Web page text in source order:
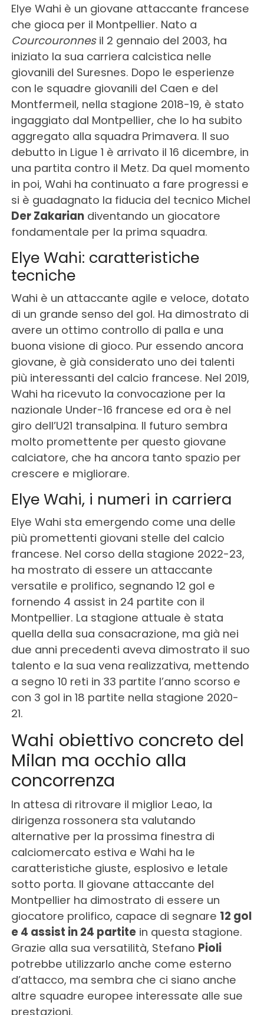
Elye Wahi è un giovane attaccante francese
che gioca per il Montpellier. Nato a
Courcouronnesil 2 gennaio del 2003, ha
iniziato la sua carriera calcistica nelle
giovanili del Suresnes. Dopo le esperienze
con le squadre giovanili del Caen e del
Montfermeil, nella stagione 2018-19, è stato
ingaggiato dal Montpellier, che lo ha subito
aggregato alla squadra Primavera. Il suo
debutto in Ligue 1 è arrivato il 16 dicembre, in
una partita contro il Metz. Da quel momento
in poi, Wahi ha continuato a fare progressi e
si è guadagnato la fiducia del tecnico Michel
Der Zakariandiventando un giocatore
fondamentale per la prima squadra.
Elye Wahi: caratteristiche
tecniche
Wahi è un attaccante agile e veloce, dotato
di un grande senso del gol. Ha dimostrato di
avere un ottimo controllo di palla e una
buona visione di gioco. Pur essendo ancora
giovane, è già considerato uno dei talenti
più interessanti del calcio francese. Nel 2019,
Wahi ha ricevuto la convocazione per la
nazionale Under-16 francese ed ora è nel
giro dell’U21 transalpina. Il futuro sembra
molto promettente per questo giovane
calciatore, che ha ancora tanto spazio per
crescere e migliorare.
Elye Wahi, i numeri in carriera
Elye Wahi sta emergendo come una delle
più promettenti giovani stelle del calcio
francese. Nel corso della stagione 2022-23,
ha mostrato di essere un attaccante
versatile e prolifico, segnando 12 gol e
fornendo 4 assist in 24 partite con il
Montpellier. La stagione attuale è stata
quella della sua consacrazione, ma già nei
due anni precedenti aveva dimostrato il suo
talento e la sua vena realizzativa, mettendo
a segno 10 reti in 33 partite l’anno scorso e
con 3 gol in 18 partite nella stagione 2020-
21.
Wahi obiettivo concreto del
Milan ma occhio alla
concorrenza
In attesa di ritrovare il miglior Leao, la
dirigenza rossonera sta valutando
alternative per la prossima finestra di
calciomercato estiva e Wahi ha le
caratteristiche giuste, esplosivo e letale
sotto porta. Il giovane attaccante del
Montpellier ha dimostrato di essere un
giocatore prolifico, capace di segnare 12 gol
e 4 assist in 24 partitein questa stagione.
Grazie alla sua versatilità, Stefano Pioli
potrebbe utilizzarlo anche come esterno
d’attacco, ma sembra che ci siano anche
altre squadre europee interessate alle sue
prestazioni.